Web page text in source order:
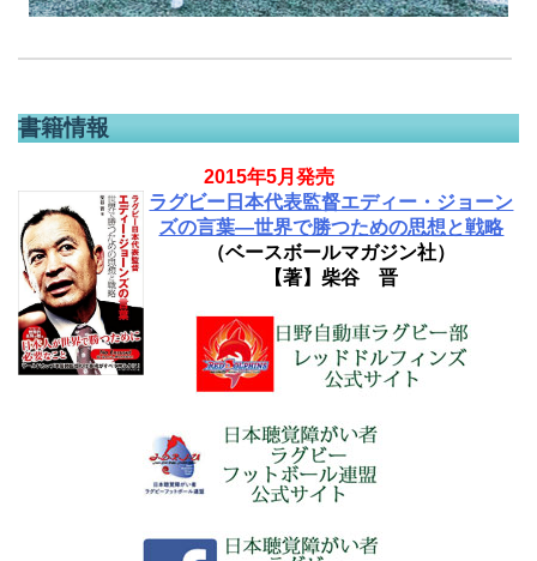
書籍情報
2015年5月発売
ラグビー日本代表監督エディー・ジョーン
ズの言葉―世界で勝つための思想と戦略
（ベースボールマガジン社）
【著】柴谷 晋